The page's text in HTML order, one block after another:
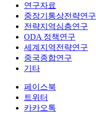
연구자료
중장기통상전략연구
전략지역심층연구
ODA 정책연구
세계지역전략연구
중국종합연구
기타
페이스북
트위터
카카오톡